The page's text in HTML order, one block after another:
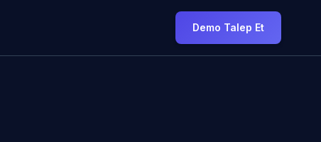
Demo Talep Et